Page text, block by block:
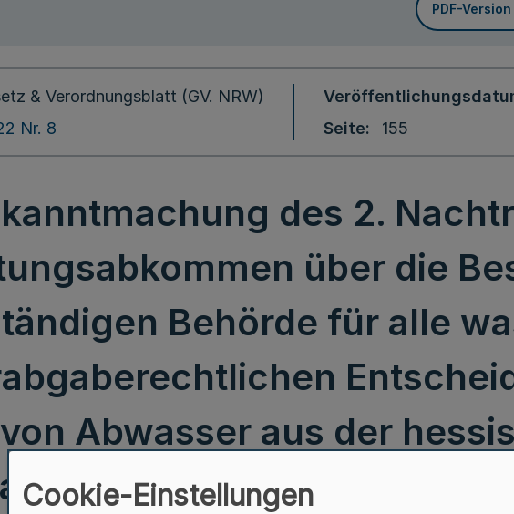
PDF-
& Verordnungsblatt (GV. NRW)
Nr. 8
Seite
155
des 2.
über die
Behörde für alle
Abwasser aus der
Hesperinghausen in die
Cookie-Einstellungen